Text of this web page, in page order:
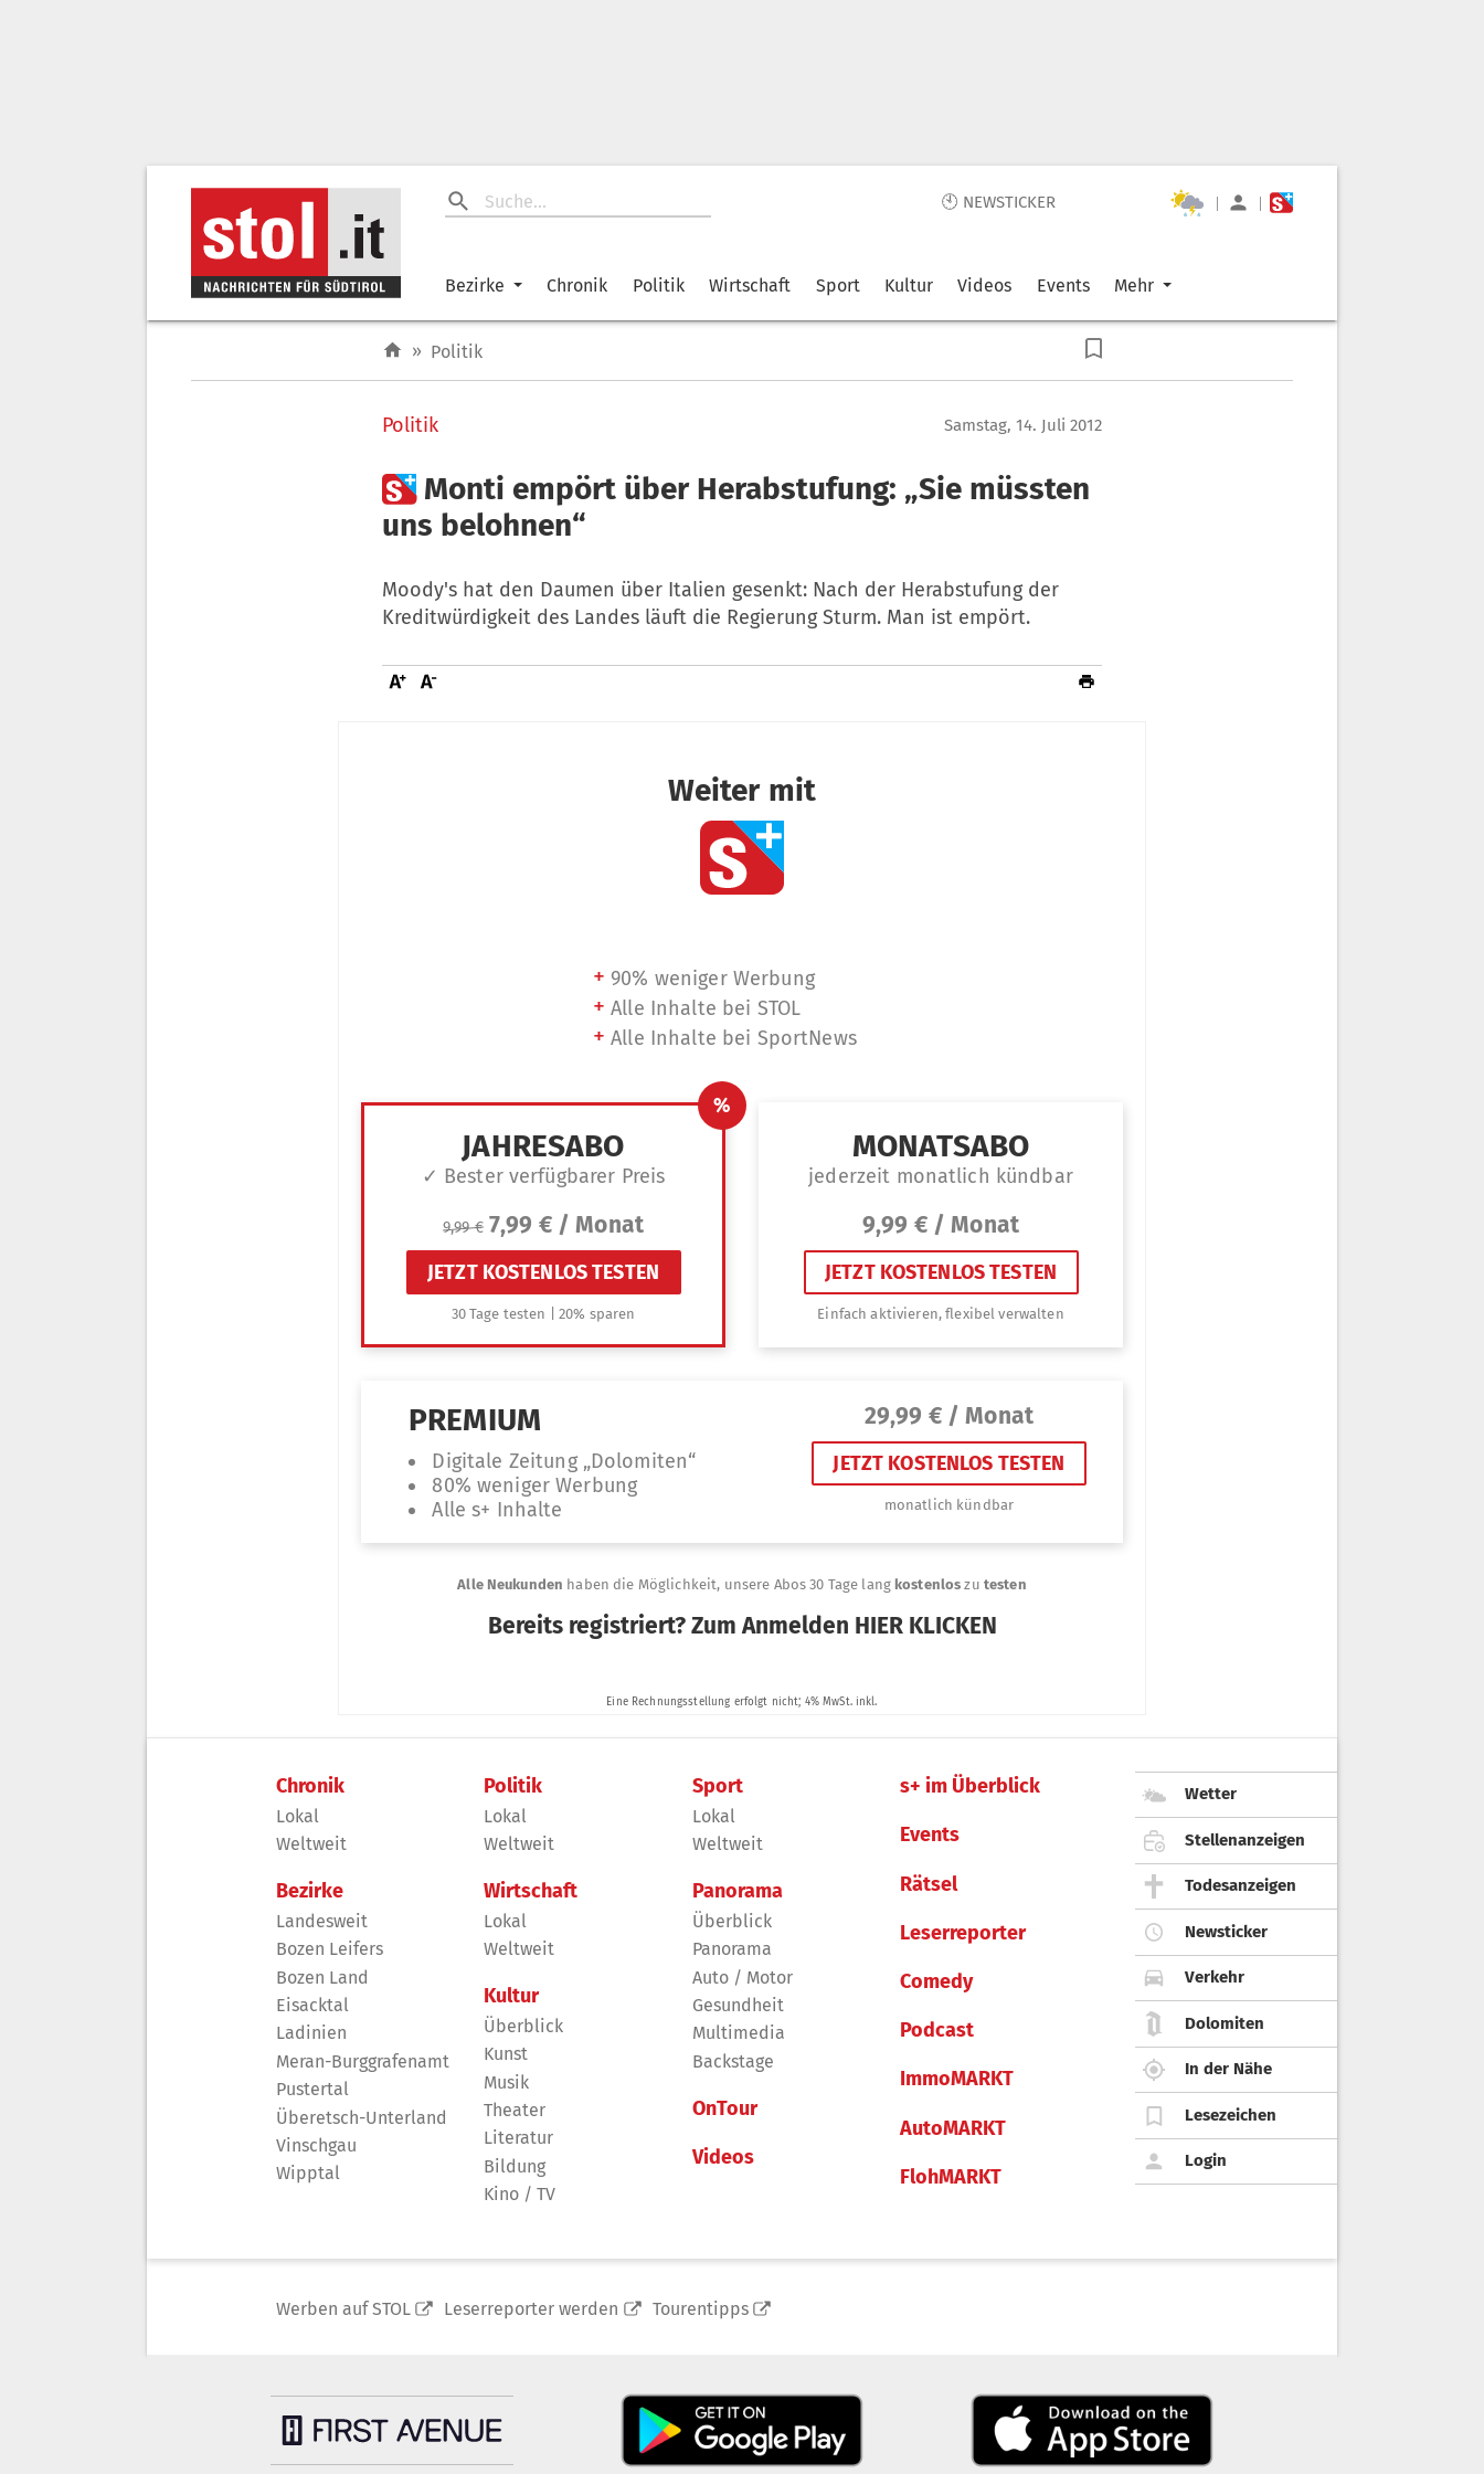
🕙 NEWSTICKER | |
Bezirke Chronik Politik Wirtschaft Sport Kultur Videos Events Mehr
» Politik
Politik Samstag, 14. Juli 2012
 Monti empört über Herabstufung: „Sie müssten
uns belohnen“
Moody's hat den Daumen über Italien gesenkt: Nach der Herabstufung der
Kreditwürdigkeit des Landes läuft die Regierung Sturm. Man ist empört.
Chronik
Lokal
Weltweit
Bezirke
Landesweit
Bozen Leifers
Bozen Land
Eisacktal
Ladinien
Meran-Burggrafenamt
Pustertal
Überetsch-Unterland
Vinschgau
Wipptal
Politik
Lokal
Weltweit
Wirtschaft
Lokal
Weltweit
Kultur
Überblick
Kunst
Musik
Theater
Literatur
Bildung
Kino / TV
Sport
Lokal
Weltweit
Panorama
Überblick
Panorama
Auto / Motor
Gesundheit
Multimedia
Backstage
OnTour
Videos
s+ im Überblick
Events
Rätsel
Leserreporter
Comedy
Podcast
ImmoMARKT
AutoMARKT
FlohMARKT
Wetter
Stellenanzeigen
Todesanzeigen
Newsticker
Verkehr
Dolomiten
In der Nähe
Lesezeichen
Login
Werben auf STOL Leserreporter werden Tourentipps